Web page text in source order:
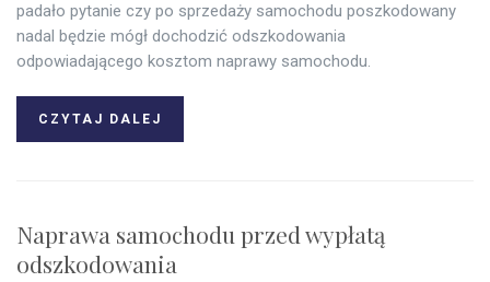
padało pytanie czy po sprzedaży samochodu poszkodowany
nadal będzie mógł dochodzić odszkodowania
odpowiadającego kosztom naprawy samochodu.
CZYTAJ DALEJ
Naprawa samochodu przed wypłatą
odszkodowania